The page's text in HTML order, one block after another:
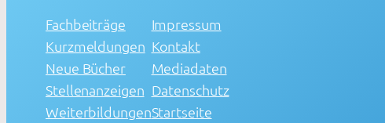
Fachbeiträge
Kurzmeldungen
Neue Bücher
Stellenanzeigen
Weiterbildungen
Impressum
Kontakt
Mediadaten
Datenschutz
Startseite